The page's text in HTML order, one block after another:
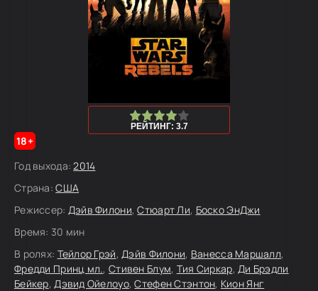
4
5
РЕЙТИНГ: 3.7
18+
Год выхода: 2014
Страна: США
Режиссер: Дэйв Филони,Стюарт Ли, Боско ЭнДжи
Время: 30 мин
В ролях: Тейлор Грэй,Дэйв Филони, Ванесса Маршалл,
Фредди Принц мл.,Стивен Блум, Тия Сиркар,Ди Брэдли
Бейкер,Дэвид Ойелоуо,Стефен Стэнтон, Кион Янг